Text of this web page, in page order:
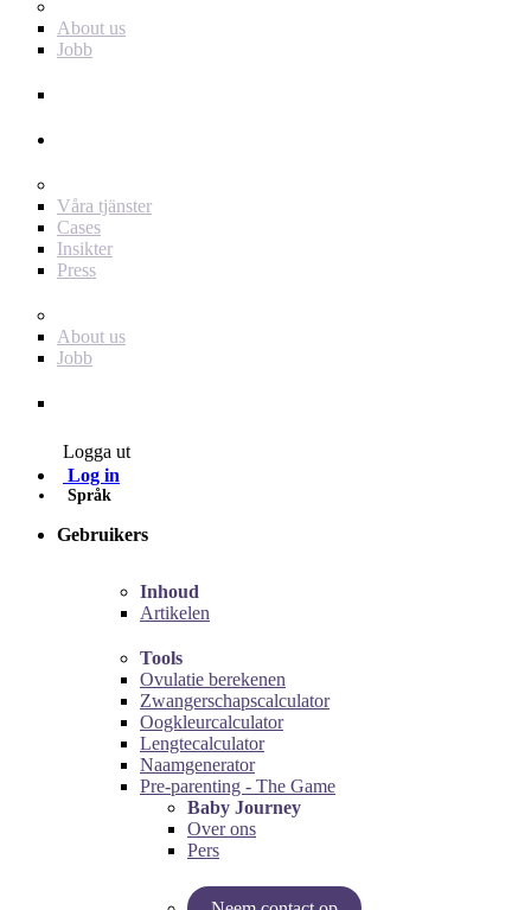
About us
Jobb
Våra tjänster
Cases
Insikter
Press
About us
Jobb
Logga ut
Log in
Språk
Gebruikers
Inhoud
Artikelen
Tools
Ovulatie berekenen
Zwangerschapscalculator
Oogkleurcalculator
Lengtecalculator
Naamgenerator
Pre-parenting - The Game
Baby Journey
Over ons
Pers